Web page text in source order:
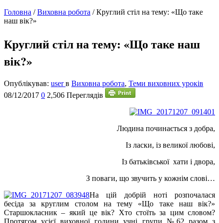
Головна /Виховна робота /Круглий стіл на тему: «Що таке
наш вік?»
Круглий стіл на тему: «Що таке наш
вік?»
Опублікував: userв Виховна робота, Теми виховних уроків
08/12/2017 0 2,506 Переглядів
Людина починається з добра,
Із ласки, із великої любові,
Із батьківської хати і двора,
З поваги, що звучить у кожнім слові…
На цій добрій ноті розпочалася
бесіда за круглим столом на тему «Що таке наш вік?»
Старшокласник – який це вік? Хто стоїть за цим словом?
Протягом усієї виховної години учні групи №62 разом з